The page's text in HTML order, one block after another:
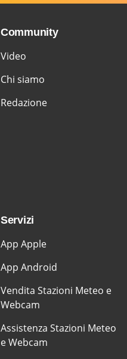
Community
Video
Chi siamo
Redazione
Servizi
App Apple
App Android
Vendita Stazioni Meteo e
Webcam
Assistenza Stazioni Meteo
e Webcam